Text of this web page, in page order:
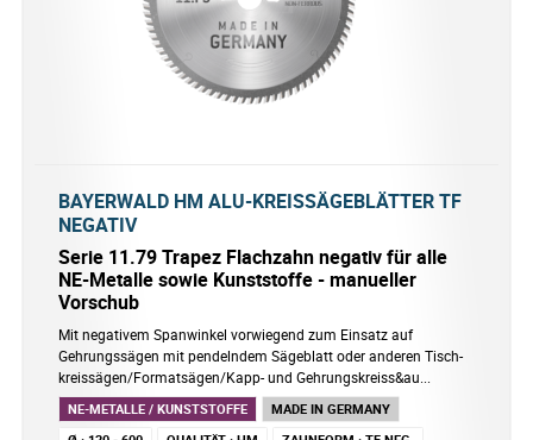
BAYERWALD HM ALU-KREISSÄGEBLÄTTER TF
NEGATIV
Serie 11.79 Trapez Flachzahn negativ für alle
NE-Metalle sowie Kunststoffe - manueller
Vorschub
Mit negativem Spanwinkel vorwiegend zum Einsatz auf
Gehrungssägen mit pendelndem Sägeblatt oder anderen Tisch-
kreissägen/Formatsägen/Kapp- und Gehrungskreiss&au...
NE-METALLE / KUNSTSTOFFE
MADE IN GERMANY